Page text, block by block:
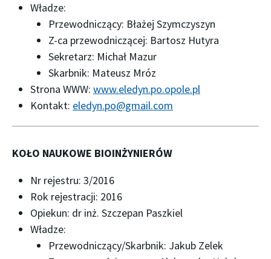
Władze:
Przewodniczący: Błażej Szymczyszyn
Z-ca przewodniczącej: Bartosz Hutyra
Sekretarz: Michał Mazur
Skarbnik: Mateusz Mróz
Strona WWW: www.eledyn.po.opole.pl
Kontakt: eledyn.po@gmail.com
KOŁO NAUKOWE BIOINŻYNIERÓW
Nr rejestru: 3/2016
Rok rejestracji: 2016
Opiekun: dr inż. Szczepan Paszkiel
Władze:
Przewodniczący/Skarbnik: Jakub Zelek